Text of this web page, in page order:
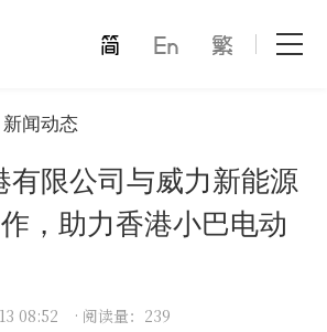
新闻动态
有限公司与威力新能源
，助力香港小巴电动
08:52 · 阅读量：239